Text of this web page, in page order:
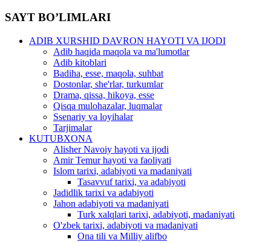
SAYT BO’LIMLARI
ADIB XURSHID DAVRON HAYOTI VA IJODI
Adib haqida maqola va ma'lumotlar
Adib kitoblari
Badiha, esse, maqola, suhbat
Dostonlar, she'rlar, turkumlar
Drama, qissa, hikoya, esse
Qisqa mulohazalar, luqmalar
Ssenariy va loyihalar
Tarjimalar
KUTUBXONA
Alisher Navoiy hayoti va ijodi
Amir Temur hayoti va faoliyati
Islom tarixi, adabiyoti va madaniyati
Tasavvuf tarixi, va adabiyoti
Jadidlik tarixi va adabiyoti
Jahon adabiyoti va madaniyati
Turk xalqlari tarixi, adabiyoti, madaniyati
O'zbek tarixi, adabiyoti va madaniyati
Ona tili va Milliy alifbo